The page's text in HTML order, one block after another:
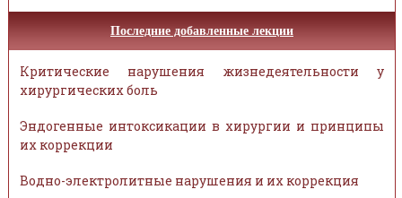
Последние добавленные лекции
Критические нарушения жизнедеятельности у
хирургических боль
Эндогенные интоксикации в хирургии и принципы
их коррекции
Водно-электролитные нарушения и их коррекция